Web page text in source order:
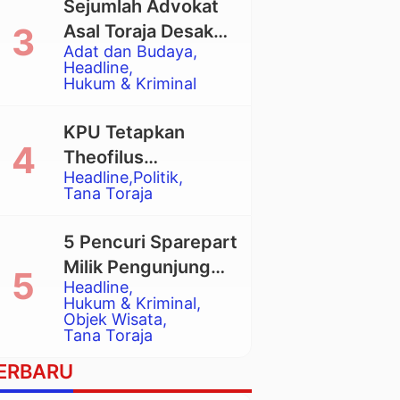
Adat dan Budaya
Headline
Hukum & Kriminal
Sejumlah Advokat
Asal Toraja Desak
Mahkamah Agung
Larang Penggunaan
Eksekusi Rumah
Adat Tongkonan
Headline Politik
Tana Toraja
KPU Tetapkan
Theofilus
Allorerung dan
Zadrak Tombe
sebagai Bupati dan
Wakil Bupati Tana
Toraja Terpilih
Headline
Hukum & Kriminal
Objek Wisata
Tana Toraja
5 Pencuri Sparepart
Milik Pengunjung
Objek Wisata
Pango-Pango
Ditangkap Polisi